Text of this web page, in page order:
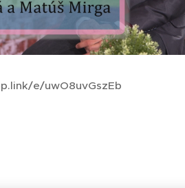
e/uwO8uvGszEb